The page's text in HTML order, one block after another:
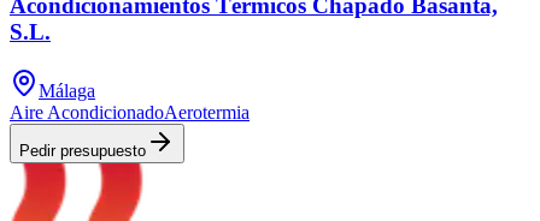
Acondicionamientos Térmicos Chapado Basanta,
S.L.
Málaga
Aire AcondicionadoAerotermia
Pedir presupuesto